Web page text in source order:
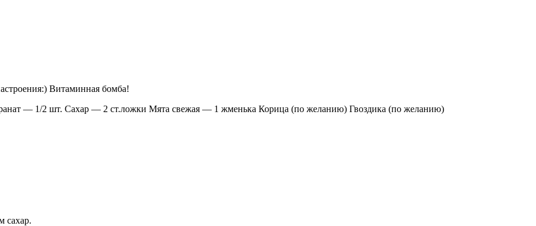
Витаминная бомба!
— 1/2 шт. Сахар — 2 ст.ложки Мята свежая — 1 жменька Корица (по желанию) Гвоздика (по желанию)
сахар.